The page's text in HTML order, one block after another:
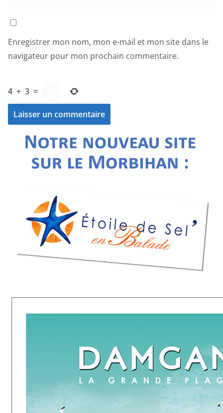
Enregistrer mon nom, mon e-mail et mon site dans le
navigateur pour mon prochain commentaire.
4 + 3 =